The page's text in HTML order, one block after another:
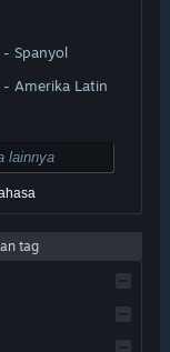
merupakan hak pemilik
- Spanyol
- Amerika Latin
tag